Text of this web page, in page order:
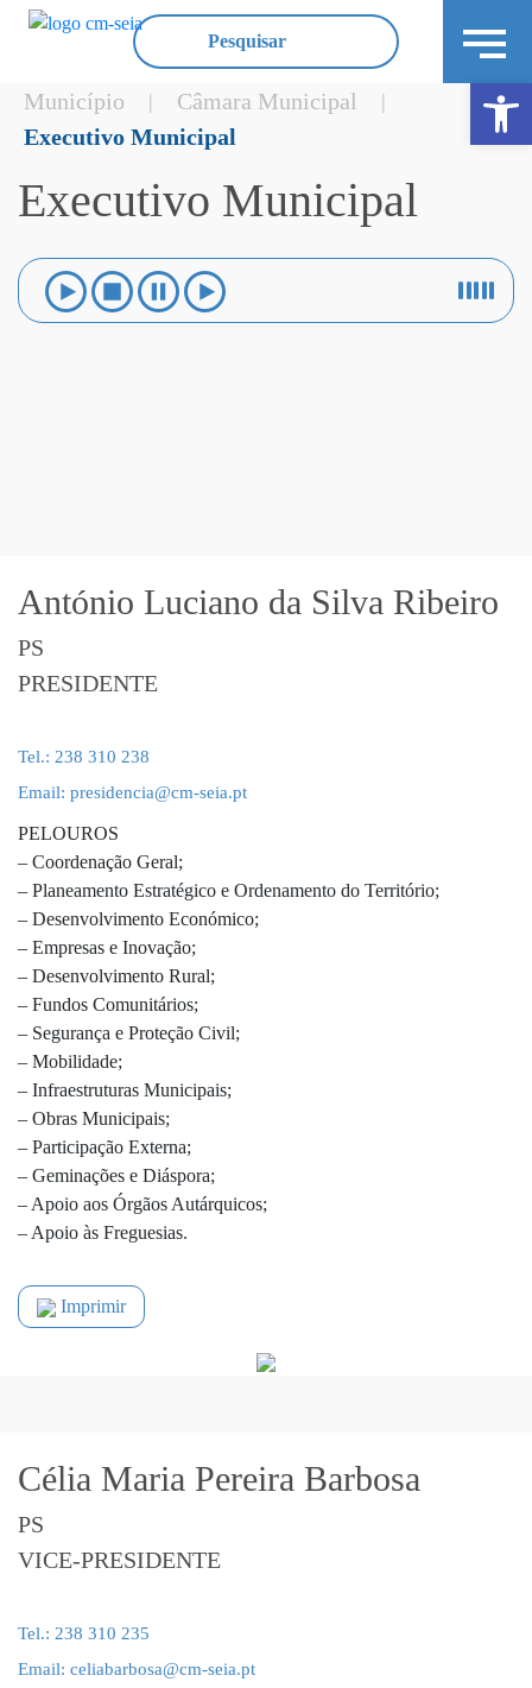
Município | Câmara Municipal |
Executivo Municipal
Executivo Municipal
António Luciano da Silva Ribeiro
PS
PRESIDENTE
Tel.: 238 310 238
Email: presidencia@cm-seia.pt
PELOUROS
– Coordenação Geral;
– Planeamento Estratégico e Ordenamento do Território;
– Desenvolvimento Económico;
– Empresas e Inovação;
– Desenvolvimento Rural;
– Fundos Comunitários;
– Segurança e Proteção Civil;
– Mobilidade;
– Infraestruturas Municipais;
– Obras Municipais;
– Participação Externa;
– Geminações e Diáspora;
– Apoio aos Órgãos Autárquicos;
– Apoio às Freguesias.
Imprimir
Célia Maria Pereira Barbosa
PS
VICE-PRESIDENTE
Tel.: 238 310 235
Email: celiabarbosa@cm-seia.pt